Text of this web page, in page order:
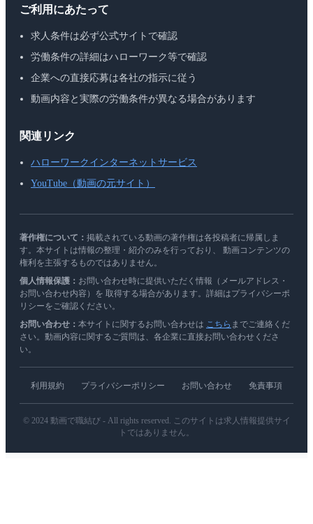
ご利用にあたって
求人条件は必ず公式サイトで確認
労働条件の詳細はハローワーク等で確認
企業への直接応募は各社の指示に従う
動画内容と実際の労働条件が異なる場合があります
関連リンク
ハローワークインターネットサービス
YouTube（動画の元サイト）
著作権について： 掲載されている動画の著作権は各投稿者に帰属しま
す。本サイトは情報の整理・紹介のみを行っており、 動画コンテンツの
権利を主張するものではありません。
個人情報保護： お問い合わせ時に提供いただく情報（メールアドレス・
お問い合わせ内容）を 取得する場合があります。詳細はプライバシーポ
リシーをご確認ください。
お問い合わせ： 本サイトに関するお問い合わせは こちら までご連絡くだ
さい。動画内容に関するご質問は、各企業に直接お問い合わせくださ
い。
利用規約 プライバシーポリシー お問い合わせ 免責事項
© 2024 動画で職結び - All rights reserved. このサイトは求人情報提供サイ
トではありません。